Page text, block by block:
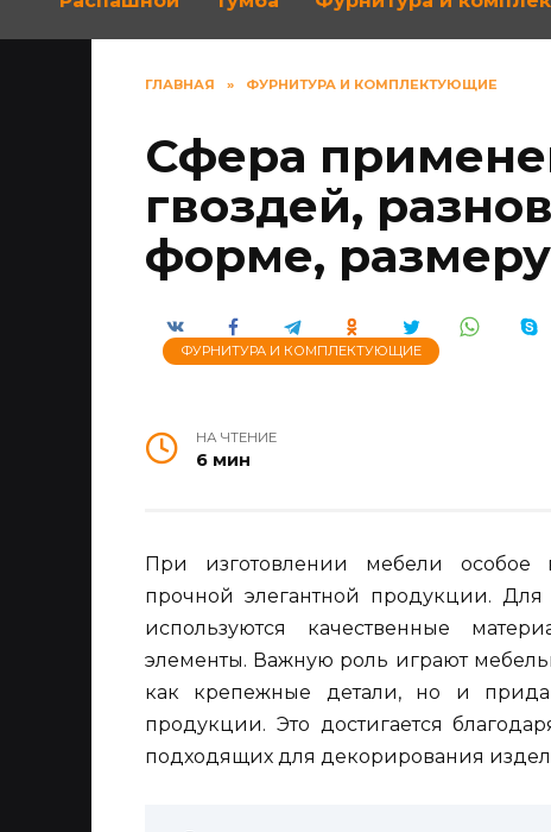
ГЛАВНАЯ » ФУРНИТУРА И КОМПЛЕКТУЮЩИЕ
Сфера
гвоздей,
форме, размеру
ФУРНИТУРА И КОМПЛЕКТУЮЩИЕ
НА ЧТЕНИЕ
6 мин
При изготовлении мебели особое
прочной элегантной продукции. Для
используются качественные
элементы. Важную роль играют
как крепежные детали, но и
продукции. Это достигается
подходящих для декорирования